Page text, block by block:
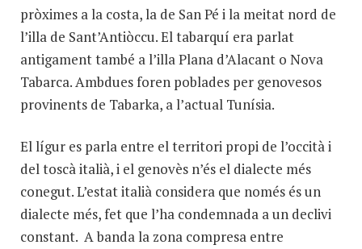
pròximes a la costa, la de San Pé i la meitat nord de
l’illa de Sant’Antiòccu. El tabarquí era parlat
antigament també a l’illa Plana d’Alacant o Nova
Tabarca. Ambdues foren poblades per genovesos
provinents de Tabarka, a l’actual Tunísia.
El lígur es parla entre el territori propi de l’occità i
del toscà italià, i el genovès n’és el dialecte més
conegut. L’estat italià considera que només és un
dialecte més, fet que l’ha condemnada a un declivi
constant. A banda la zona compresa entre